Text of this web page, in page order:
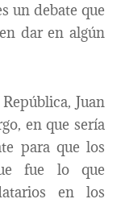
un debate que
dar en algún
Juan
en que sería
para que los
fue lo que
en los